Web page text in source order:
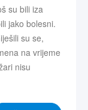
su bili iza
jako bolesni.
su se,
na vrijeme
nisu